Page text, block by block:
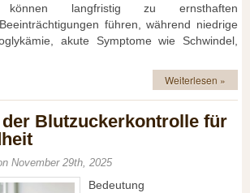
k‬önnen langfristig z‬u ernsthaften
führen, w‬ährend niedrige
akute Symptome w‬ie Schwindel,
Weiterlesen »
Blutzuckerkontrolle für
November 29th, 2025
Bedeutung